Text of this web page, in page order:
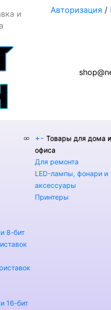
и
Авторизация /
8-бит
16-бит
+- Товары для дома и
офиса
Для ремонта
LED-лампы, фонари и
аксессуары
Принтеры